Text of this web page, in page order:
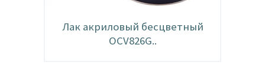
Лак акриловый бесцветный
OCV826G..